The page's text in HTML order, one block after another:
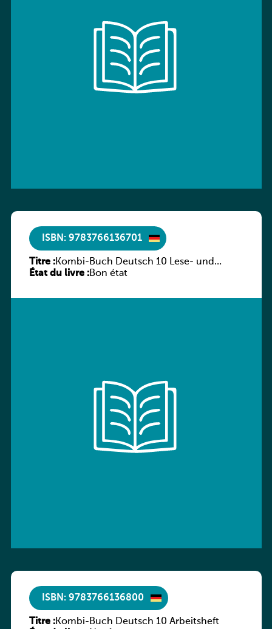
ISBN: 9783766136701
Titre :Kombi-Buch Deutsch 10 Lese- und
Sprachbuch
État du livre :Bon état
ISBN: 9783766136800
Titre :Kombi-Buch Deutsch 10 Arbeitsheft